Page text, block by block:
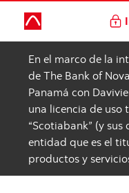
En el marco de la
de The Bank of
Panamá con
una licencia de uso
“Scotiabank” (y
entidad que es el
productos y